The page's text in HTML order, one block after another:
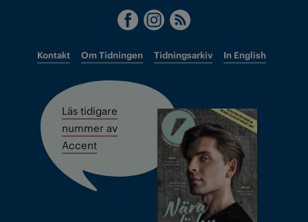
Kontakt Om Tidningen Tidningsarkiv In English
Läs tidigare
nummer av
Accent